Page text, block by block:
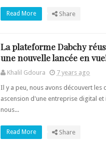
Read More Share
La plateforme Dabchy
une nouvelle lancée en
Khalil Gdoura
7 years ago
Il y a peu, nous avons découvert
ascension d'une entreprise digital et
nous...
Read More Share